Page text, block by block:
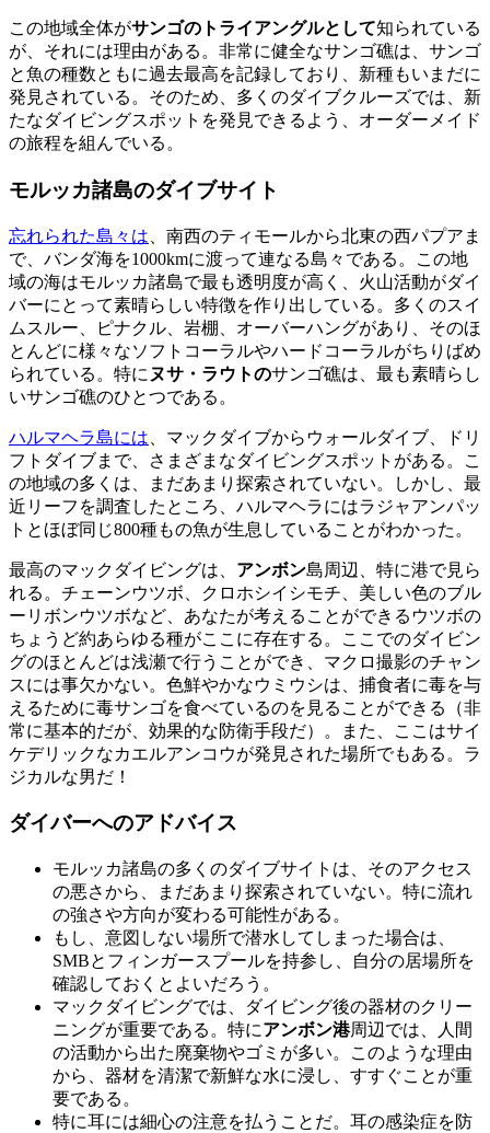
この地域全体がサンゴのトライアングルとして知られている
が、それには理由がある。非常に健全なサンゴ礁は、サンゴ
と魚の種数ともに過去最高を記録しており、新種もいまだに
発見されている。そのため、多くのダイブクルーズでは、新
たなダイビングスポットを発見できるよう、オーダーメイド
の旅程を組んでいる。
モルッカ諸島のダイブサイト
忘れられた島々は 、南西のティモールから北東の西パプアま
で、バンダ海を1000kmに渡って連なる島々である。この地
域の海はモルッカ諸島で最も透明度が高く、火山活動がダイ
バーにとって素晴らしい特徴を作り出している。多くのスイ
ムスルー、ピナクル、岩棚、オーバーハングがあり、そのほ
とんどに様々なソフトコーラルやハードコーラルがちりばめ
られている。特に ヌサ・ラウトのサンゴ礁は、最も素晴らし
いサンゴ礁のひとつである。
ハルマヘラ島には 、マックダイブからウォールダイブ、ドリ
フトダイブまで、さまざまなダイビングスポットがある。こ
の地域の多くは、まだあまり探索されていない。しかし、最
近リーフを調査したところ、ハルマヘラにはラジャアンパッ
トとほぼ同じ800種もの魚が生息していることがわかった。
最高のマックダイビングは、 アンボン島周辺、特に港で見ら
れる。チェーンウツボ、クロホシイシモチ、美しい色のブル
ーリボンウツボなど、あなたが考えることができるウツボの
ちょうど約あらゆる種がここに存在する。ここでのダイビン
グのほとんどは浅瀬で行うことができ、マクロ撮影のチャン
スには事欠かない。色鮮やかなウミウシは、捕食者に毒を与
えるために毒サンゴを食べているのを見ることができる（非
常に基本的だが、効果的な防衛手段だ）。また、ここはサイ
ケデリックなカエルアンコウが発見された場所でもある。ラ
ジカルな男だ！
ダイバーへのアドバイス
モルッカ諸島の多くのダイブサイトは、そのアクセス
の悪さから、まだあまり探索されていない。特に流れ
の強さや方向が変わる可能性がある。
もし、意図しない場所で潜水してしまった場合は、
SMBとフィンガースプールを持参し、自分の居場所を
確認しておくとよいだろう。
マックダイビングでは、ダイビング後の器材のクリー
ニングが重要である。特にアンボン港周辺では、人間
の活動から出た廃棄物やゴミが多い。このような理由
から、器材を清潔で新鮮な水に浸し、すすぐことが重
要である。
特に耳には細心の注意を払うことだ。耳の感染症を防